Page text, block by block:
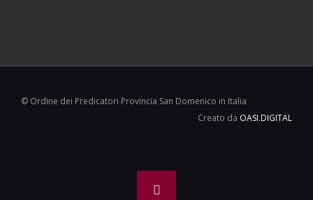
© Ordine dei Predicatori Provincia San Domenico in Italia
Creato da OASI.DIGITAL